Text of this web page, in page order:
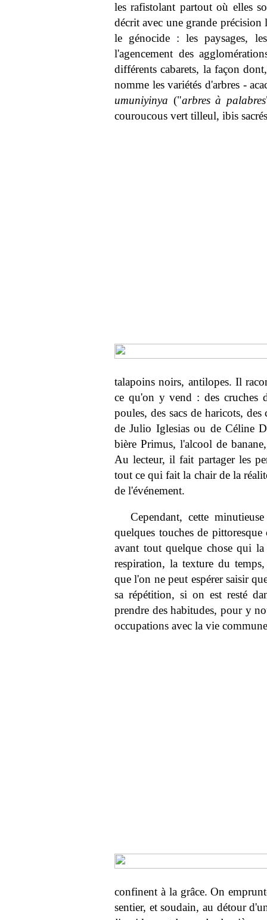
les rafistolant partout où elles
décrit avec une grande
le génocide : les paysages,
l'agencement des
différents cabarets, la façon
nomme les variétés d'arbres -
umuniyinya ("arbres à palabres
couroucous vert tilleul, ibis
talapoins noirs, antilopes. Il
ce qu'on y vend : des cruches
poules, des sacs de haricots,
de Julio Iglesias ou de Céline
bière Primus, l'alcool de
Au lecteur, il fait partager les
tout ce qui fait la chair de la
de l'événement.
Cependant, cette
quelques touches de
avant tout quelque chose qui
respiration, la texture du
que l'on ne peut espérer saisir
sa répétition, si on est resté
prendre des habitudes, pour y
occupations avec la vie
confinent à la grâce. On
sentier, et soudain, au détour